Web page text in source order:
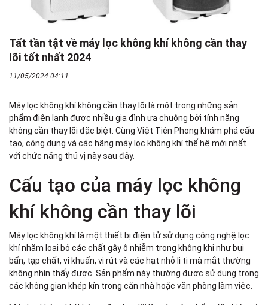
Tất tần tật về máy lọc không khí không cần thay
lõi tốt nhất 2024
11/05/2024 04:11
Máy lọc không khí không cần thay lõi là một trong những sản
phẩm điện lạnh được nhiều gia đình ưa chuộng bởi tính năng
không cần thay lõi đặc biệt. Cùng Việt Tiên Phong khám phá cấu
tạo, công dụng và các hãng máy lọc không khí thế hệ mới nhất
với chức năng thú vị này sau đây.
Cấu tạo của máy lọc không
khí không cần thay lõi
Máy lọc không khí là một thiết bị điện tử sử dụng công nghệ lọc
khí nhằm loại bỏ các chất gây ô nhiễm trong không khi như bụi
bẩn, tạp chất, vi khuẩn, vi rút và các hạt nhỏ li ti mà mắt thường
không nhìn thấy được. Sản phẩm này thường được sử dụng trong
các không gian khép kín trong căn nhà hoặc văn phòng làm việc.